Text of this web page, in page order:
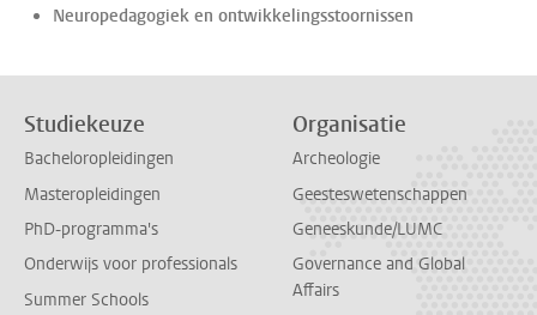
Neuropedagogiek en ontwikkelingsstoornissen
Studiekeuze
Bacheloropleidingen
Masteropleidingen
PhD-programma's
Onderwijs voor professionals
Summer Schools
Organisatie
Archeologie
Geesteswetenschappen
Geneeskunde/LUMC
Governance and Global
Affairs